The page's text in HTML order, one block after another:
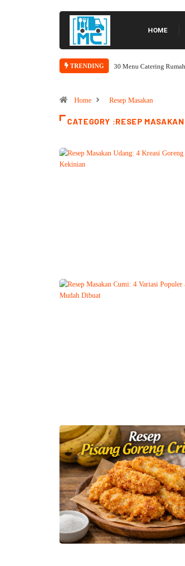
HOME
TRENDING
Rumahan untuk Keluarga, Lengkap dengan Rotasi 14 Hari12
Home Resep Masakan
CATEGORY :RESEP MASAKAN